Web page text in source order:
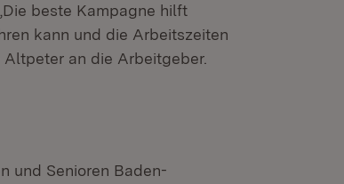
beste Kampagne hilft
kann und die Arbeitszeiten
an die Arbeitgeber.
und Senioren Baden-